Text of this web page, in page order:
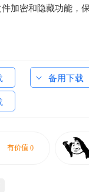
加密和隐藏功能，
备用下载